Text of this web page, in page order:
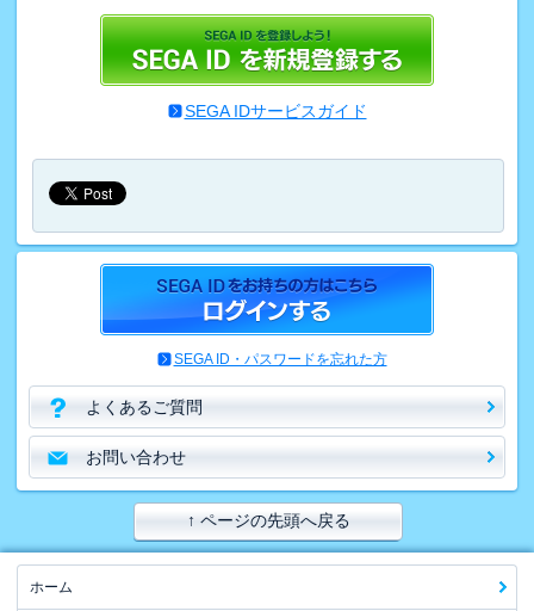
SEGA IDサービスガイド
SEGA ID・パスワードを忘れた方
よくあるご質問
お問い合わせ
↑ ページの先頭へ戻る
ホーム